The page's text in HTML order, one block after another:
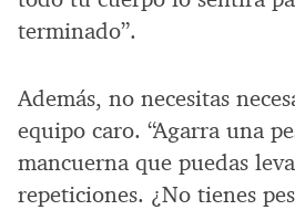
terminado”.
Además, no necesitas
equipo caro. “Agarra una
mancuerna que puedas
repeticiones. ¿No tienes